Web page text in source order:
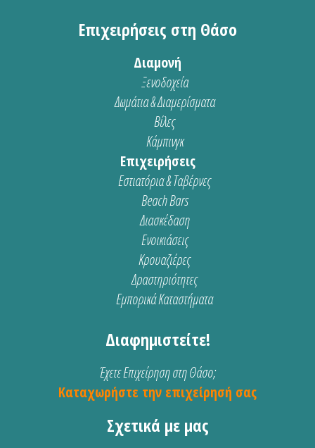
Επιχειρήσεις στη Θάσο
Διαμονή
Ξενοδοχεία
Δωμάτια & Διαμερίσματα
Βίλες
Κάμπινγκ
Επιχειρήσεις
Εστιατόρια & Ταβέρνες
Beach Bars
Διασκέδαση
Ενοικιάσεις
Κρουαζιέρες
Δραστηριότητες
Εμπορικά Καταστήματα
Διαφημιστείτε!
Έχετε Επιχείρηση στη Θάσο;
Καταχωρήστε την επιχείρησή σας
Σχετικά με μας